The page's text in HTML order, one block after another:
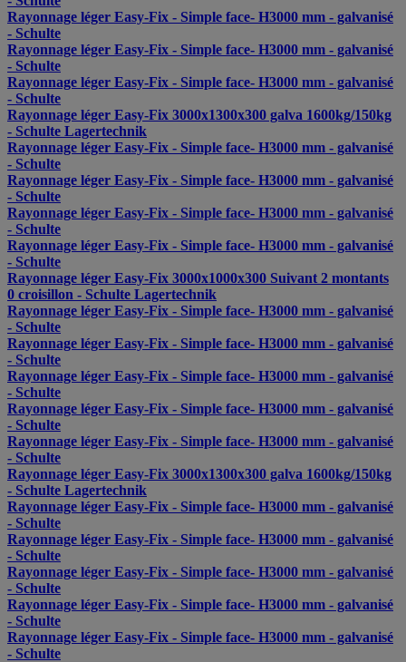
Rayonnage léger Easy-Fix - Simple face- H3000 mm - galvanisé
- Schulte
Rayonnage léger Easy-Fix - Simple face- H3000 mm - galvanisé
- Schulte
Rayonnage léger Easy-Fix - Simple face- H3000 mm - galvanisé
- Schulte
Rayonnage léger Easy-Fix 3000x1300x300 galva 1600kg/150kg
- Schulte Lagertechnik
Rayonnage léger Easy-Fix - Simple face- H3000 mm - galvanisé
- Schulte
Rayonnage léger Easy-Fix - Simple face- H3000 mm - galvanisé
- Schulte
Rayonnage léger Easy-Fix - Simple face- H3000 mm - galvanisé
- Schulte
Rayonnage léger Easy-Fix - Simple face- H3000 mm - galvanisé
- Schulte
Rayonnage léger Easy-Fix 3000x1000x300 Suivant 2 montants
0 croisillon - Schulte Lagertechnik
Rayonnage léger Easy-Fix - Simple face- H3000 mm - galvanisé
- Schulte
Rayonnage léger Easy-Fix - Simple face- H3000 mm - galvanisé
- Schulte
Rayonnage léger Easy-Fix - Simple face- H3000 mm - galvanisé
- Schulte
Rayonnage léger Easy-Fix - Simple face- H3000 mm - galvanisé
- Schulte
Rayonnage léger Easy-Fix - Simple face- H3000 mm - galvanisé
- Schulte
Rayonnage léger Easy-Fix 3000x1300x300 galva 1600kg/150kg
- Schulte Lagertechnik
Rayonnage léger Easy-Fix - Simple face- H3000 mm - galvanisé
- Schulte
Rayonnage léger Easy-Fix - Simple face- H3000 mm - galvanisé
- Schulte
Rayonnage léger Easy-Fix - Simple face- H3000 mm - galvanisé
- Schulte
Rayonnage léger Easy-Fix - Simple face- H3000 mm - galvanisé
- Schulte
Rayonnage léger Easy-Fix - Simple face- H3000 mm - galvanisé
- Schulte